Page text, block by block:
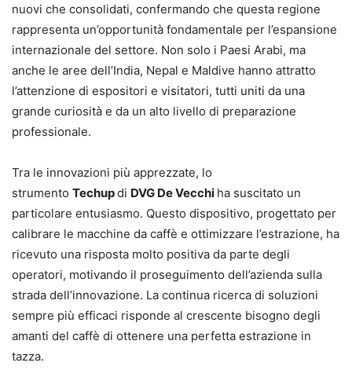
nuovi che consolidati, confermando che questa regione
rappresenta un’opportunità fondamentale per l’espansione
internazionale del settore. Non solo i Paesi Arabi, ma
anche le aree dell’India, Nepal e Maldive hanno attratto
l’attenzione di espositori e visitatori, tutti uniti da una
grande curiosità e da un alto livello di preparazione
professionale.
Tra le innovazioni più apprezzate, lo
strumento Techupdi DVG De Vecchi ha suscitato un
particolare entusiasmo. Questo dispositivo, progettato per
calibrare le macchine da caffè e ottimizzare l’estrazione, ha
ricevuto una risposta molto positiva da parte degli
operatori, motivando il proseguimento dell’azienda sulla
strada dell’innovazione. La continua ricerca di soluzioni
sempre più efficaci risponde al crescente bisogno degli
amanti del caffè di ottenere una perfetta estrazione in
tazza.